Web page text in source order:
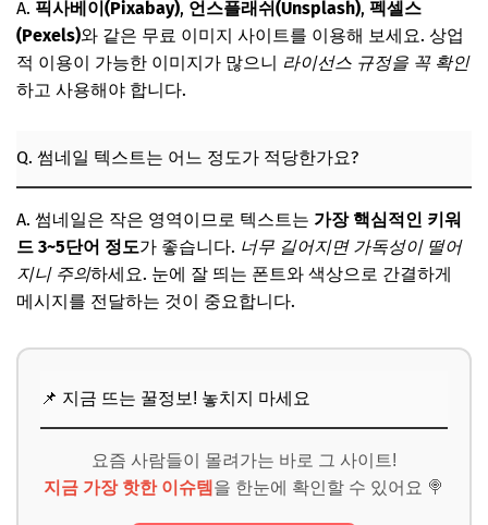
A. 픽사베이(Pixabay), 언스플래쉬(Unsplash), 펙셀스
(Pexels)와 같은 무료 이미지 사이트를 이용해 보세요. 상업
적 이용이 가능한 이미지가 많으니 라이선스 규정을 꼭 확인
하고 사용해야 합니다.
Q. 썸네일 텍스트는 어느 정도가 적당한가요?
A. 썸네일은 작은 영역이므로 텍스트는 가장 핵심적인 키워
드 3~5단어 정도가 좋습니다. 너무 길어지면 가독성이 떨어
지니 주의하세요. 눈에 잘 띄는 폰트와 색상으로 간결하게
메시지를 전달하는 것이 중요합니다.
📌 지금 뜨는 꿀정보! 놓치지 마세요
요즘 사람들이 몰려가는 바로 그 사이트!
지금 가장 핫한 이슈템 을 한눈에 확인할 수 있어요 🍭